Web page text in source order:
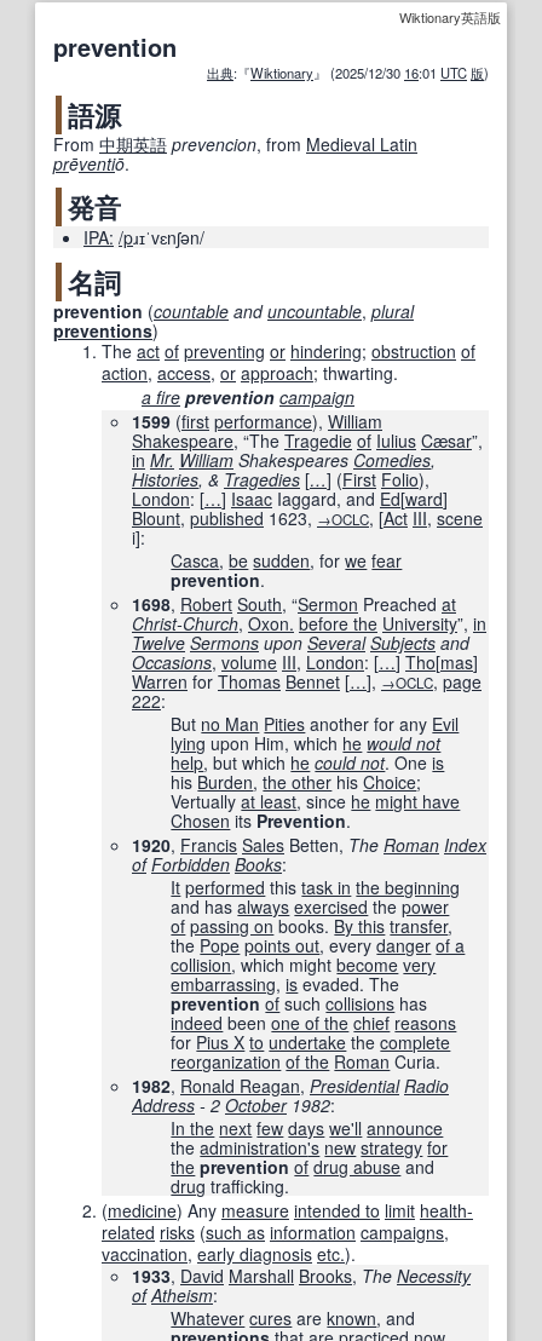
Wiktionary英語版
prevention
出典:『Wiktionary』 (2025/12/30 16:01 UTC 版)
語源
From 中期英語 prevencion, from Medieval Latin
prēventiō.
発音
IPA: /pɹɪˈvɛnʃən/
名詞
prevention (countable anduncountable, plural
preventions)
The act of preventing or hindering; obstruction of
action, access, or approach; thwarting.
a fire prevention campaign
1599 (first performance), William
Shakespeare, “The Tragedie of Iulius Cæsar”,
in Mr. William Shakespeares Comedies,
Histories, & Tragedies […] (First Folio),
London: […] Isaac Iaggard, and Ed[ward]
Blount, published 1623, →OCLC, [Act III, scene
i]:
Casca,be sudden, forwe fear
prevention.
1698, Robert South, “Sermon Preached at
Christ-Church, Oxon. before the University”, in
Twelve Sermons upon Several Subjects and
Occasions, volume III, London: […] Tho[mas]
Warren for Thomas Bennet […], →OCLC, page
222:
But no Man Pities another for any Evil
lying upon Him, which he would not
help, but which he could not. Oneis
his Burden,the other hisChoice;
Vertuallyat least, since he might have
Chosen its Prevention.
1920, Francis Sales Betten, The Roman Index
of Forbidden Books:
It performed thistask in the beginning
and hasalways exercised thepower
of passing on books. By this transfer,
the Pope points out, everydanger of a
collision, which mightbecome very
embarrassing,is evaded. The
prevention of suchcollisions has
indeed beenone of the chief reasons
for Pius X to undertake thecomplete
reorganization of the Roman Curia.
1982, Ronald Reagan, Presidential Radio
Address - 2 October1982:
In the next few days we'll announce
theadministration's new strategy for
the prevention of drug abuse and
drug trafficking.
(medicine) Any measure intended to limit health-
related risks (such as information campaigns,
vaccination, early diagnosis etc.).
1933, David Marshall Brooks, The Necessity
of Atheism:
Whatever cures areknown, and